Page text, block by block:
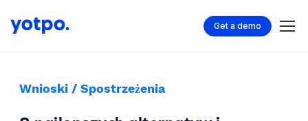
Get a demo
Wnioski / Spostrzeżenia